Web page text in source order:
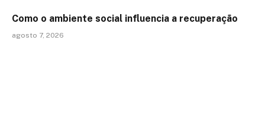
Como o ambiente social influencia a recuperação
agosto 7, 2026